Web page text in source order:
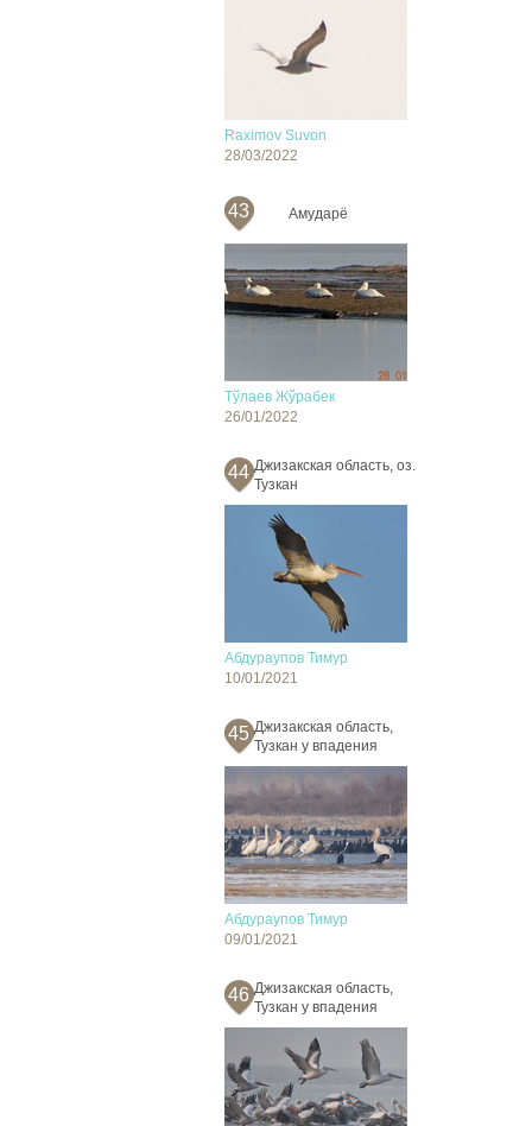
Raximov Suvon
28/03/2022
43 Амударё
Тўлаев Жўрабек
26/01/2022
44 Джизакская область, оз.
Тузкан
Абдураупов Тимур
10/01/2021
45 Джизакская область,
Тузкан у впадения
Абдураупов Тимур
09/01/2021
46 Джизакская область,
Тузкан у впадения